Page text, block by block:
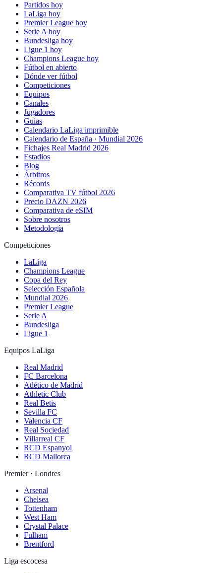
Partidos hoy
LaLiga hoy
Premier League hoy
Serie A hoy
Bundesliga hoy
Ligue 1 hoy
Champions League hoy
Fútbol en abierto
Dónde ver fútbol
Competiciones
Equipos
Canales
Jugadores
Guías
Calendario LaLiga imprimible
Calendario de España · Mundial 2026
Fichajes Real Madrid 2026
Estadios
Blog
Árbitros
Récords
Comparativa TV fútbol 2026
Precio DAZN 2026
Comparativa de eSIM
Sobre nosotros
Metodología
Competiciones
LaLiga
Champions League
Copa del Rey
Selección Española
Mundial 2026
Premier League
Serie A
Bundesliga
Ligue 1
Equipos LaLiga
Real Madrid
FC Barcelona
Atlético de Madrid
Athletic Club
Real Betis
Sevilla FC
Valencia CF
Real Sociedad
Villarreal CF
RCD Espanyol
RCD Mallorca
Premier · Londres
Arsenal
Chelsea
Tottenham
West Ham
Crystal Palace
Fulham
Brentford
Liga escocesa